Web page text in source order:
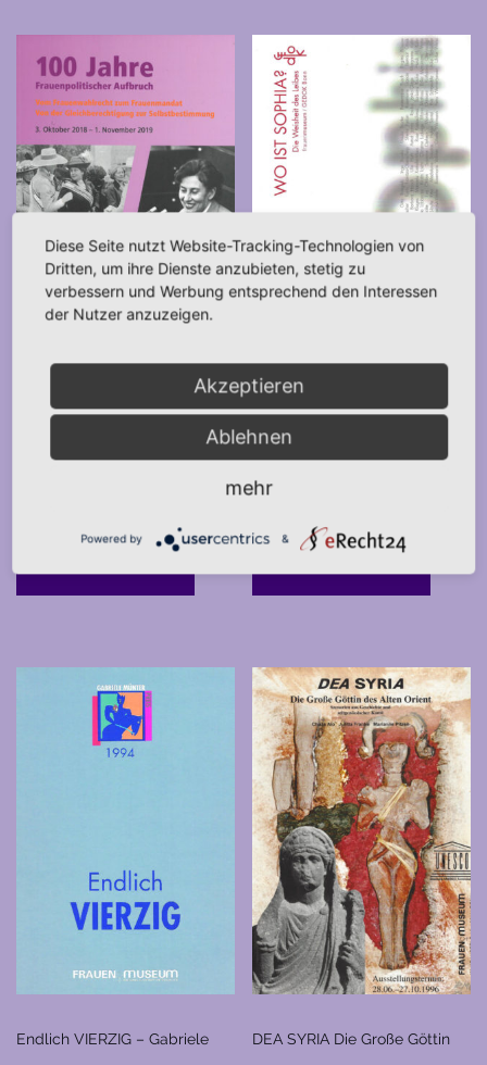
100 Jahre Frauenpolitischer Wo ist Sophia – Die Weisheit
des Leibes (2011)
10,00
Endlich VIERZIG – Gabriele DEA SYRIA Die Große Göttin
Diese Seite nutzt Website-Tracking-Technologien von
Dritten, um ihre Dienste anzubieten, stetig zu
verbessern und Werbung entsprechend den Interessen
der Nutzer anzuzeigen.
Akzeptieren
Ablehnen
mehr
Powered by &